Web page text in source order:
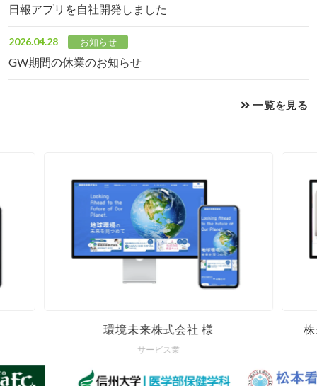
日報アプリを自社開発しました
2026.04.28 お知らせ
GW期間の休業のお知らせ
一覧を見る
株式会社ウィルトス 採用サイト 様
サービス業